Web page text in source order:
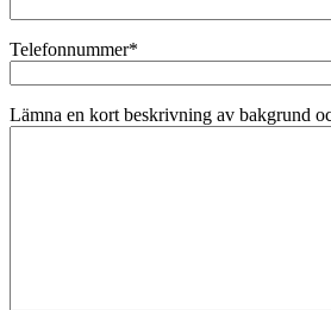
Telefonnummer*
Lämna en kort beskrivning av bakgrund